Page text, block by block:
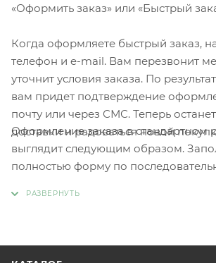
«Оформить заказ» или «Быстрый
Когда оформляете быстрый заказ,
телефон и e-mail. Вам перезвонит
уточнит условия заказа. По
вам придет подтверждение
почту или через СМС. Теперь
доставки и радоваться новой
Оформление заказа в стандартном
выглядит следующим образом.
полностью форму по